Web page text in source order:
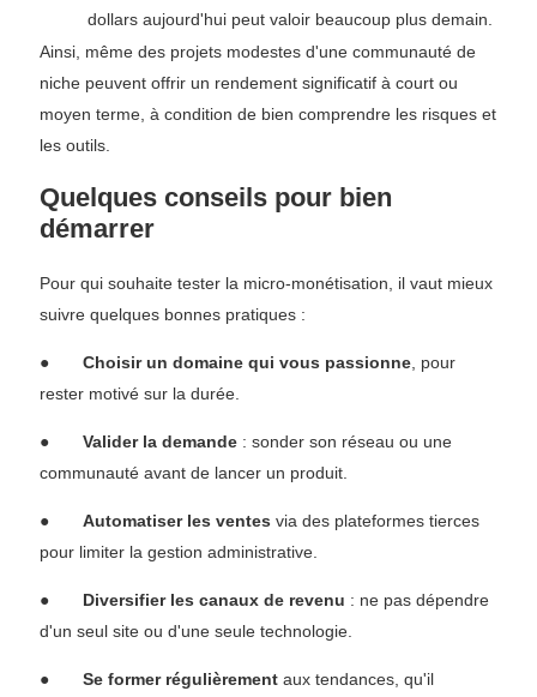
dollars aujourd'hui peut valoir beaucoup plus demain.
Ainsi, même des projets modestes d'une communauté de
niche peuvent offrir un rendement significatif à court ou
moyen terme, à condition de bien comprendre les risques et
les outils.
Quelques conseils pour bien
démarrer
Pour qui souhaite tester la micro-monétisation, il vaut mieux
suivre quelques bonnes pratiques :
● Choisir un domaine qui vous passionne , pour
rester motivé sur la durée.
● Valider la demande : sonder son réseau ou une
communauté avant de lancer un produit.
● Automatiser les ventes via des plateformes tierces
pour limiter la gestion administrative.
● Diversifier les canaux de revenu : ne pas dépendre
d'un seul site ou d'une seule technologie.
● Se former régulièrement aux tendances, qu'il